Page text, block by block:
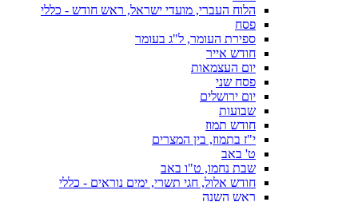
הלוח העברי, מועדי ישראל, ראש חודש - כללי
פסח
ספירת העומר, ל"ג בעומר
חודש אייר
יום העצמאות
פסח שני
יום ירושלים
שבועות
חודש תמוז
י"ז בתמוז, בין המצרים
ט' באב
שבת נחמו, ט"ו באב
חודש אלול, חגי תשרי, ימים נוראים - כללי
ראש השנה